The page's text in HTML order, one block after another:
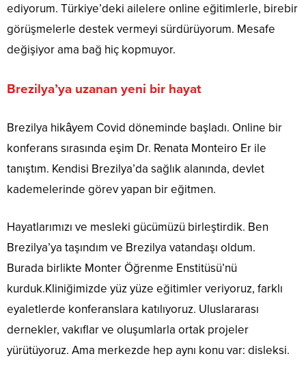
ediyorum. Türkiye’deki ailelere online eğitimlerle, birebir
görüşmelerle destek vermeyi sürdürüyorum. Mesafe
değişiyor ama bağ hiç kopmuyor.
Brezilya’ya uzanan yeni bir hayat
Brezilya hikâyem Covid döneminde başladı. Online bir
konferans sırasında eşim Dr. Renata Monteiro Er ile
tanıştım. Kendisi Brezilya’da sağlık alanında, devlet
kademelerinde görev yapan bir eğitmen.
Hayatlarımızı ve mesleki gücümüzü birleştirdik. Ben
Brezilya’ya taşındım ve Brezilya vatandaşı oldum.
Burada birlikte Monter Öğrenme Enstitüsü’nü
kurduk.Kliniğimizde yüz yüze eğitimler veriyoruz, farklı
eyaletlerde konferanslara katılıyoruz. Uluslararası
dernekler, vakıflar ve oluşumlarla ortak projeler
yürütüyoruz. Ama merkezde hep aynı konu var: disleksi.